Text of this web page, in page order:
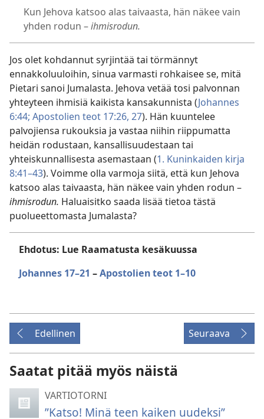
Kun Jehova katsoo alas taivaasta, hän näkee vain
yhden rodun –ihmisrodun.
Jos olet kohdannut syrjintää tai törmännyt
ennakkoluuloihin, sinua varmasti rohkaisee se, mitä
Pietari sanoi Jumalasta. Jehova vetää tosi palvonnan
yhteyteen ihmisiä kaikista kansakunnista (Johannes
6:44; Apostolien teot 17:26, 27). Hän kuuntelee
palvojiensa rukouksia ja vastaa niihin riippumatta
heidän rodustaan, kansallisuudestaan tai
yhteiskunnallisesta asemastaan (1. Kuninkaiden kirja
8:41–43). Voimme olla varmoja siitä, että kun Jehova
katsoo alas taivaasta, hän näkee vain yhden rodun –
ihmisrodun. Haluaisitko saada lisää tietoa tästä
puolueettomasta Jumalasta?
Ehdotus: Lue Raamatusta kesäkuussa
Johannes 17–21 –Apostolien teot 1–10
Edellinen Seuraava
Saatat pitää myös näistä
VARTIOTORNI
”Katso! Minä teen kaiken uudeksi”